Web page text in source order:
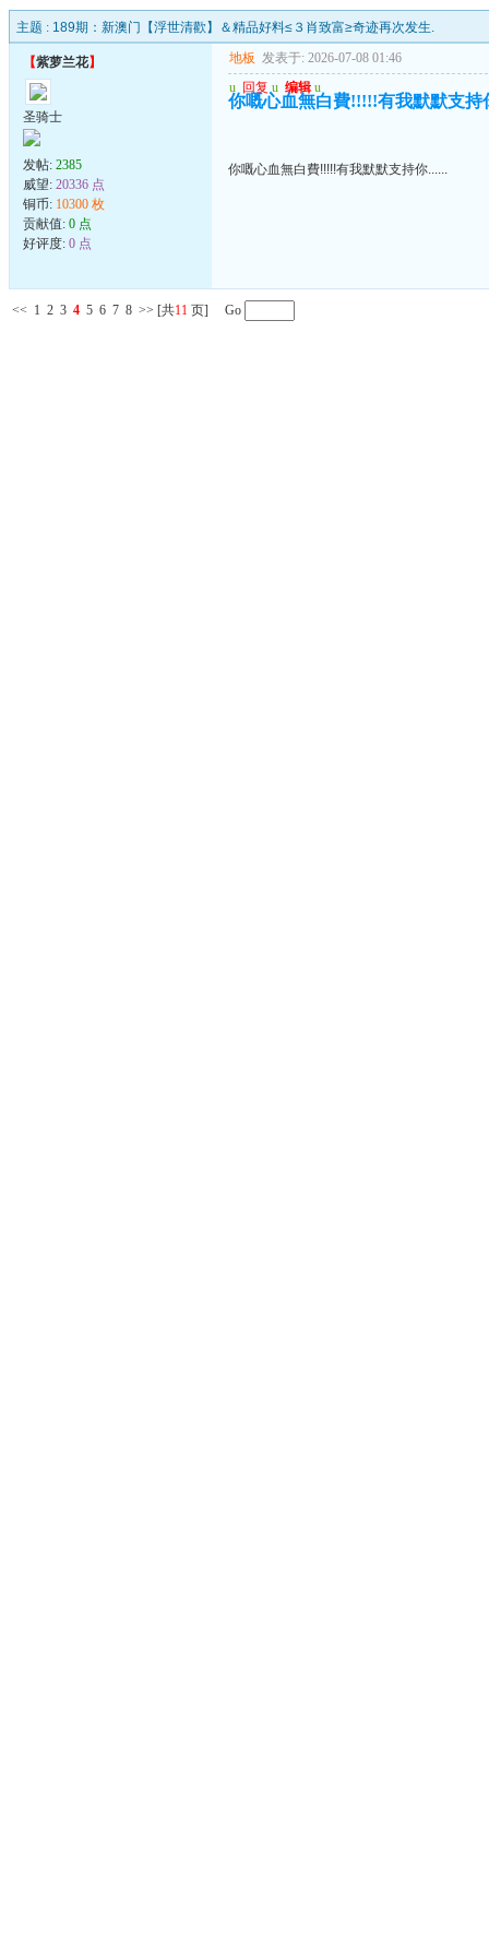
主题 : 189期：新澳门【浮世清歡】＆精品好料≤３肖致富≥奇迹再次发生.
【紫萝兰花】
圣骑士
发帖: 2385
威望: 20336 点
铜币: 10300 枚
贡献值: 0 点
好评度: 0 点
地板 发表于: 2026-07-08 01:46
u 回复 u 编辑 u
你嘅心血無白費!!!!!有我默默支持
你嘅心血無白費!!!!!有我默默支持你......
<< 1 2 3 4 5 6 7 8 >> [共11 页] Go